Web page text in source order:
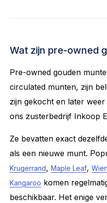
Wat zijn pre-owned
Pre-owned gouden
circulated munten, zijn
zijn gekocht en later
ons zusterbedrijf Inkoop
Ze bevatten exact
als een nieuwe munt.
Krugerrand, Maple Leaf,
Kangaroo komen
beschikbaar. Het enige